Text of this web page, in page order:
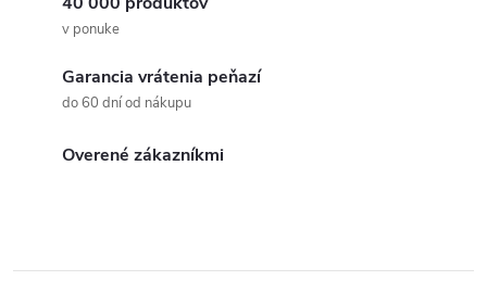
v ponuke
Garancia vrátenia peňazí
do 60 dní od nákupu
Overené zákazníkmi